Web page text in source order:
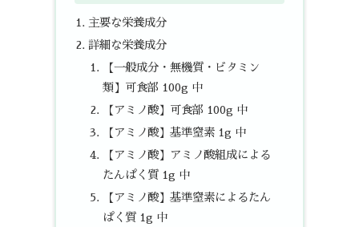
主要な栄養成分
詳細な栄養成分
【一般成分・無機質・ビタミン
類】可食部 100g 中
【アミノ酸】可食部 100g 中
【アミノ酸】基準窒素 1g 中
【アミノ酸】アミノ酸組成による
たんぱく質 1g 中
【アミノ酸】基準窒素によるたん
ぱく質 1g 中